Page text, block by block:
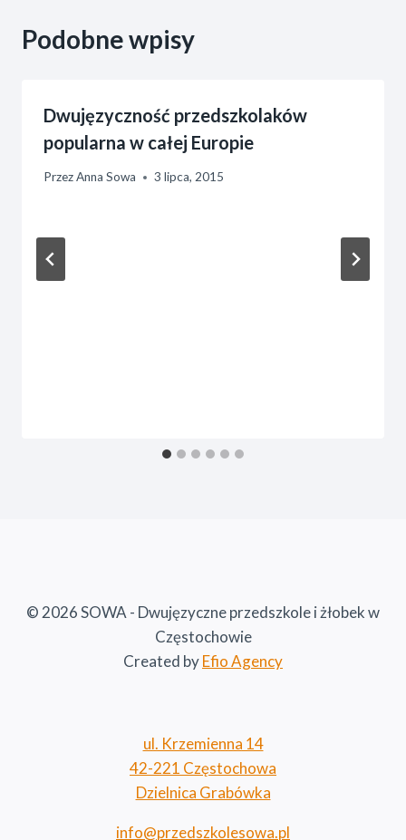
Podobne wpisy
Dwujęzyczność przedszkolaków
popularna w całej Europie
PrzezAnna Sowa 3 lipca, 2015
© 2026 SOWA - Dwujęzyczne przedszkole i żłobek w
Częstochowie
Created byEfio Agency
ul. Krzemienna 14
42-221 Częstochowa
Dzielnica Grabówka
info@przedszkolesowa.pl